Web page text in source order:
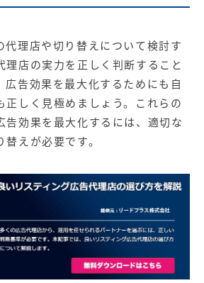
代理店や切り替えについて検討す
理店の実力を正しく判断すること
広告効果を最大化するためにも自
正しく見極めましょう。これらの
告効果を最大化するには、適切な
えが必要です。